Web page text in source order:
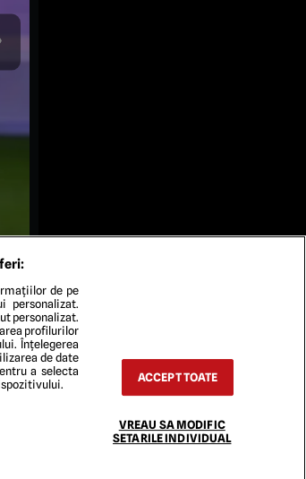
de pe
personalizat.
personalizat.
profilurilor
Înțelegerea
de date
a selecta
ACCEPT TOATE
VREAU SA MODIFIC
SETARILE INDIVIDUAL